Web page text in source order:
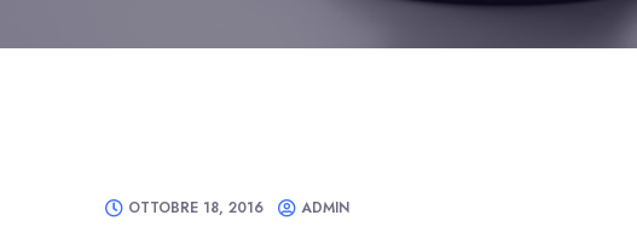
OTTOBRE 18, 2016 ADMIN